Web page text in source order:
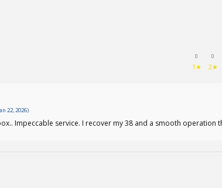
0
1★
0
2★
22, 2026)
Impeccable service. I recover my 38 and a smooth operation